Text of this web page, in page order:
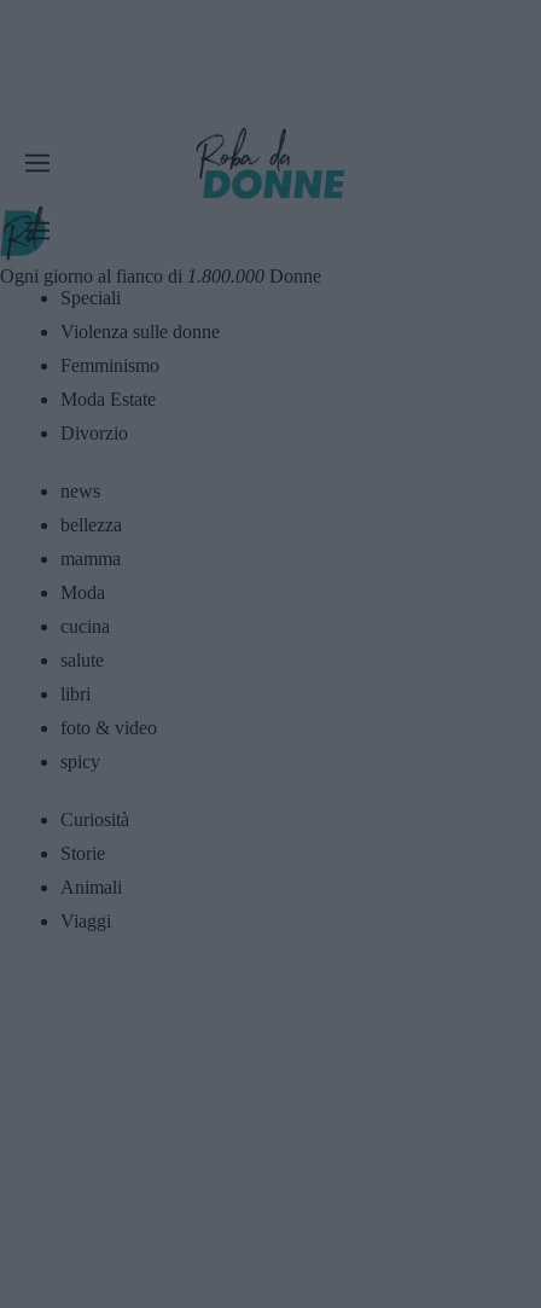
Ogni giorno al fianco di 1.800.000 Donne
Speciali
Violenza sulle donne
Femminismo
Moda Estate
Divorzio
news
bellezza
mamma
Moda
cucina
salute
libri
foto & video
spicy
Curiosità
Storie
Animali
Viaggi